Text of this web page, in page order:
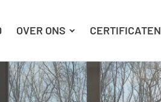
OVER ONS CERTIFICATEN